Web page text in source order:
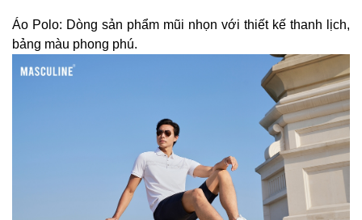
Áo Polo: Dòng sản phẩm mũi nhọn với thiết kế thanh lịch,
bảng màu phong phú.